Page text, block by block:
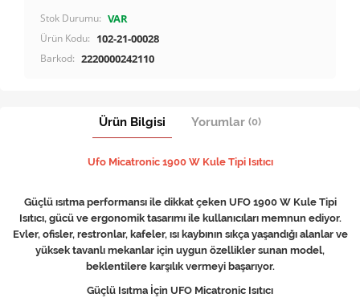
Stok Durumu: VAR
Ürün Kodu: 102-21-00028
Barkod: 2220000242110
Ürün Bilgisi Yorumlar (0)
Ufo Micatronic 1900 W Kule Tipi Isıtıcı
Güçlü ısıtma performansı ile dikkat çeken UFO 1900 W Kule Tipi
Isıtıcı, gücü ve ergonomik tasarımı ile kullanıcıları memnun ediyor.
Evler, ofisler, restronlar, kafeler, ısı kaybının sıkça yaşandığı alanlar ve
yüksek tavanlı mekanlar için uygun özellikler sunan model,
beklentilere karşılık vermeyi başarıyor.
Güçlü Isıtma İçin UFO Micatronic Isıtıcı